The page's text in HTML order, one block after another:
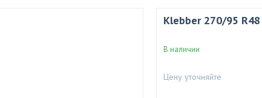
Klebber 270/95 R48
В наличии
Цену уточняйте